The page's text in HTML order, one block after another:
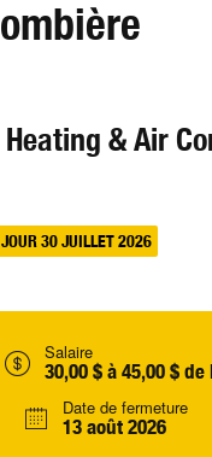
& Air
30 JUILLET 2026
Salaire
30,00 $ à 45,00 $
Date de fermeture
13 août 2026